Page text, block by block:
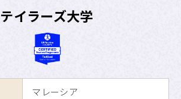
テイラーズ大学
マレーシア